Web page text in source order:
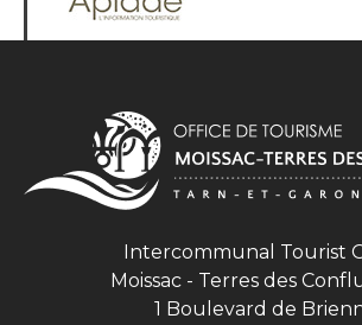
Intercommunal Tourist
Moissac - Terres des
1 Boulevard de